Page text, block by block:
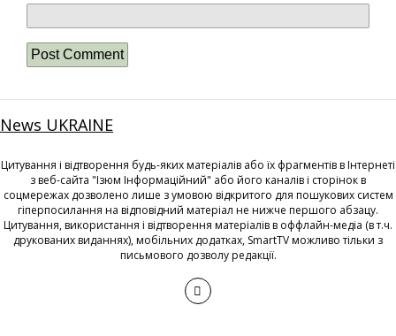
News UKRAINE
Цитування і відтворення будь-яких матеріалів або їх фрагментів в Інтернеті
з веб-сайта "Ізюм Інформаційний" або його каналів і сторінок в
соцмережах дозволено лише з умовою відкритого для пошукових систем
гіперпосилання на відповідний матеріал не нижче першого абзацу.
Цитування, використання і відтворення матеріалів в оффлайн-медіа (в т.ч.
друкованих виданнях), мобільних додатках, SmartTV можливо тільки з
письмового дозволу редакції.